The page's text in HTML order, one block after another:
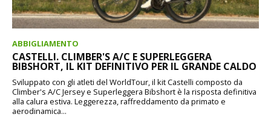
ABBIGLIAMENTO
CASTELLI. CLIMBER'S A/C E SUPERLEGGERA
BIBSHORT, IL KIT DEFINITIVO PER IL GRANDE CALDO
Sviluppato con gli atleti del WorldTour, il kit Castelli composto da
Climber's A/C Jersey e Superleggera Bibshort è la risposta definitiva
alla calura estiva. Leggerezza, raffreddamento da primato e
aerodinamica...